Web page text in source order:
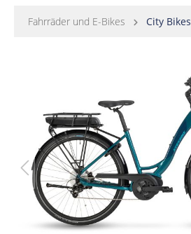
Fahrräder und E-Bikes City Bikes